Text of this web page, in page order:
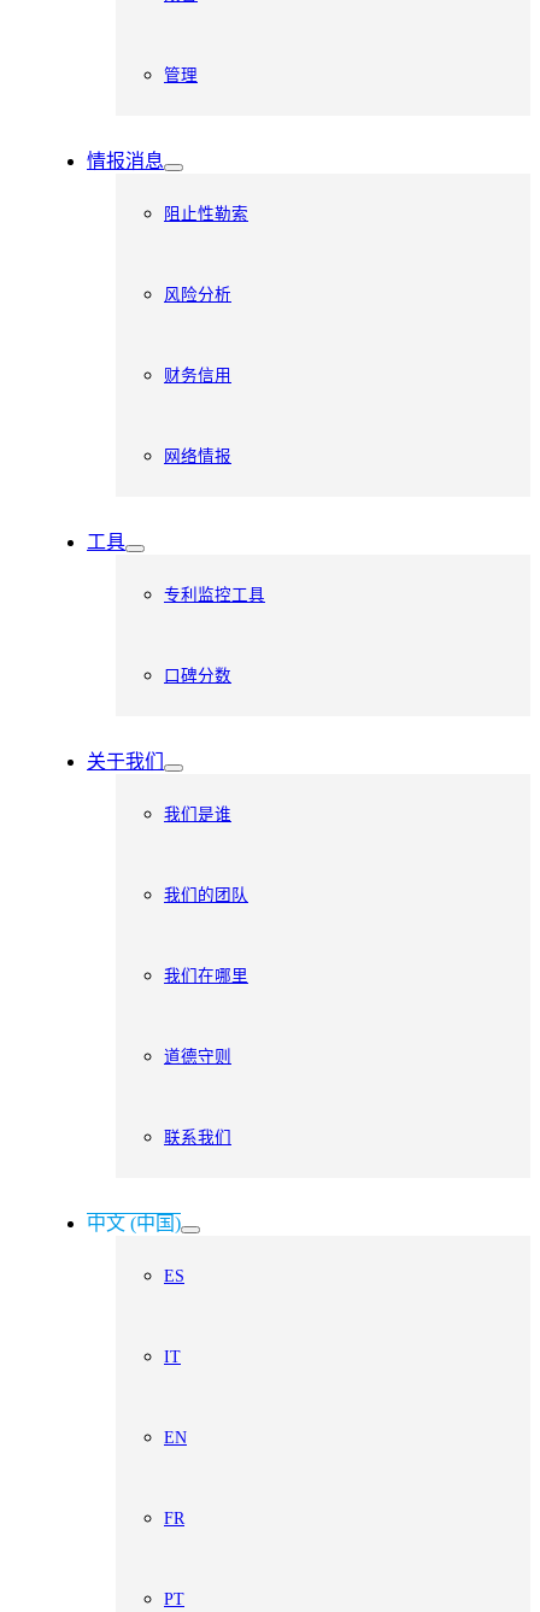
管理
情报消息
阻止性勒索
风险分析
财务信用
网络情报
工具
专利监控工具
口碑分数
关于我们
我们是谁
我们的团队
我们在哪里
道德守则
联系我们
中文 (中国)
ES
IT
EN
FR
PT